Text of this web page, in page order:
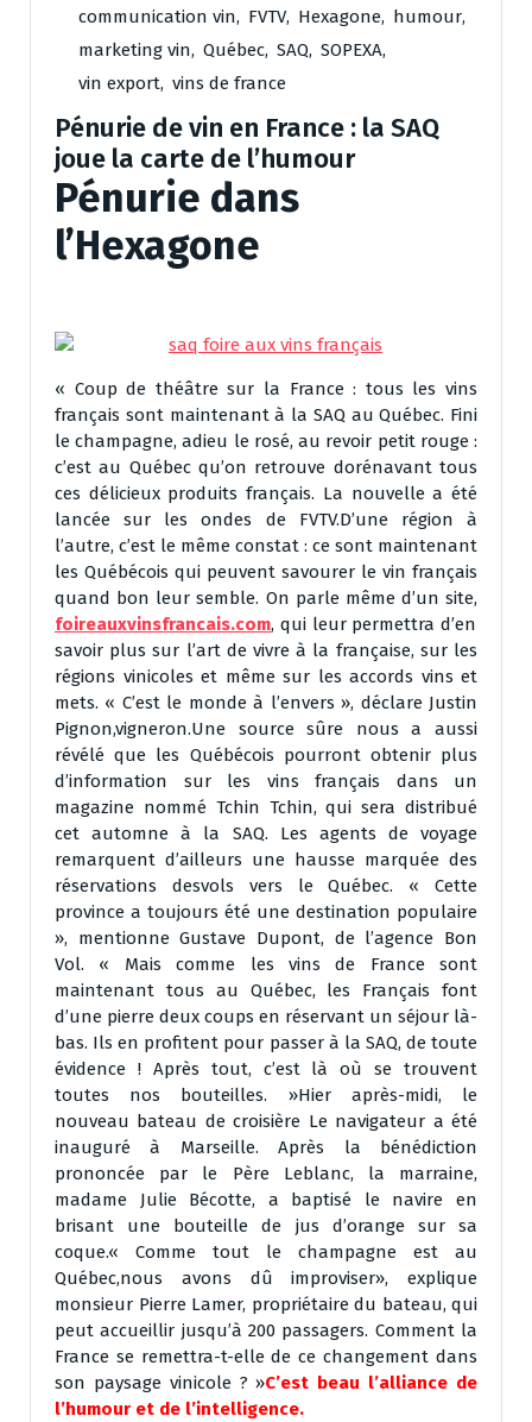
communication vin, FVTV, Hexagone, humour,
marketing vin, Québec, SAQ, SOPEXA,
vin export, vins de france
Pénurie de vin en France : la SAQ
joue la carte de l’humour
Pénurie dans
l’Hexagone
« Coup de théâtre sur la France : tous les vins
français sont maintenant à la SAQ au Québec. Fini
le champagne, adieu le rosé, au revoir petit rouge :
c’est au Québec qu’on retrouve dorénavant tous
ces délicieux produits français. La nouvelle a été
lancée sur les ondes de FVTV.D’une région à
l’autre, c’est le même constat : ce sont maintenant
les Québécois qui peuvent savourer le vin français
quand bon leur semble. On parle même d’un site,
foireauxvinsfrancais.com, qui leur permettra d’en
savoir plus sur l’art de vivre à la française, sur les
régions vinicoles et même sur les accords vins et
mets. « C’est le monde à l’envers », déclare Justin
Pignon,vigneron.Une source sûre nous a aussi
révélé que les Québécois pourront obtenir plus
d’information sur les vins français dans un
magazine nommé Tchin Tchin, qui sera distribué
cet automne à la SAQ. Les agents de voyage
remarquent d’ailleurs une hausse marquée des
réservations desvols vers le Québec. « Cette
province a toujours été une destination populaire
», mentionne Gustave Dupont, de l’agence Bon
Vol. « Mais comme les vins de France sont
maintenant tous au Québec, les Français font
d’une pierre deux coups en réservant un séjour là-
bas. Ils en profitent pour passer à la SAQ, de toute
évidence ! Après tout, c’est là où se trouvent
toutes nos bouteilles. »Hier après-midi, le
nouveau bateau de croisière Le navigateur a été
inauguré à Marseille. Après la bénédiction
prononcée par le Père Leblanc, la marraine,
madame Julie Bécotte, a baptisé le navire en
brisant une bouteille de jus d’orange sur sa
coque.« Comme tout le champagne est au
Québec,nous avons dû improviser», explique
monsieur Pierre Lamer, propriétaire du bateau, qui
peut accueillir jusqu’à 200 passagers. Comment la
France se remettra-t-elle de ce changement dans
son paysage vinicole ? »C’est beau l’alliance de
l’humour et de l’intelligence.